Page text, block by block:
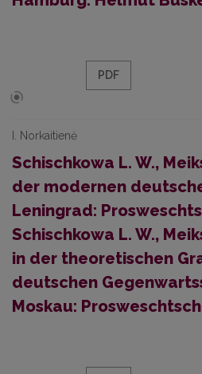
PDF
I. Norkaitienė
Schischkowa L. W.,
der modernen
Leningrad:
Schischkowa L. W.,
in der theoretischen
deutschen
Moskau: